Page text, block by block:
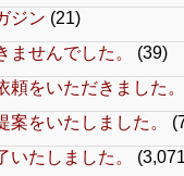
ジン (21)
ませんでした。
(39)
頼をいただきました。
案をいたしました。
いたしました。